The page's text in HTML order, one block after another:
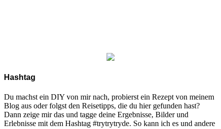
Hashtag
Du machst ein DIY von mir nach, probierst ein Rezept von meinem
Blog aus oder folgst den Reisetipps, die du hier gefunden hast?
Dann zeige mir das und tagge deine Ergebnisse, Bilder und
Erlebnisse mit dem Hashtag #trytrytryde. So kann ich es und andere